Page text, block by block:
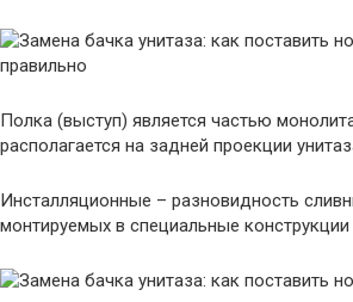
Полка (выступ) является частью
располагается на задней проекции
Инсталляционные – разновидность
монтируемых в специальные конструкции